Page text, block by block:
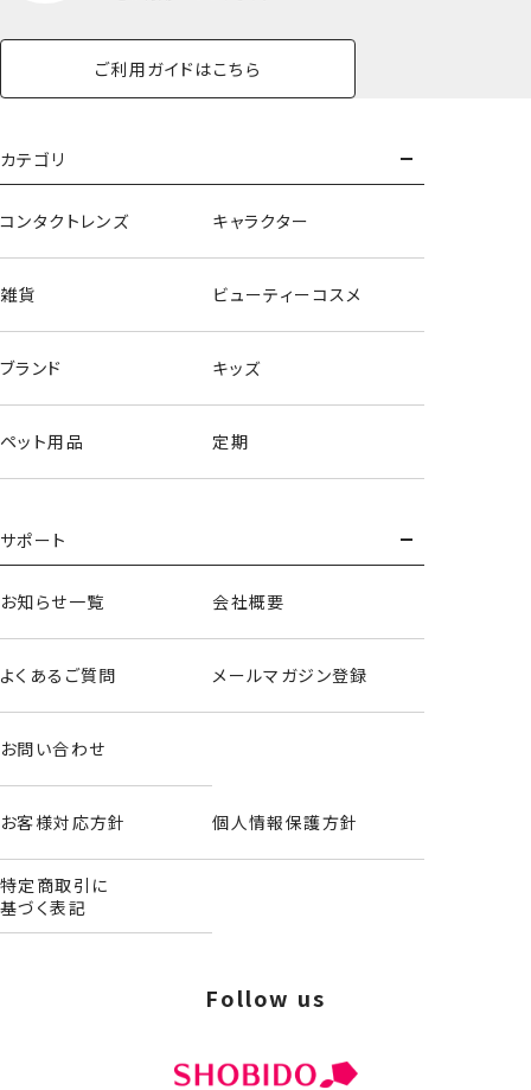
ご利用ガイドはこちら
カテゴリ
コンタクトレンズ キャラクター
雑貨 ビューティーコスメ
ブランド キッズ
ペット用品 定期
サポート
お知らせ一覧 会社概要
よくあるご質問 メールマガジン登録
お問い合わせ
お客様対応方針 個人情報保護方針
特定商取引に
基づく表記
Follow us